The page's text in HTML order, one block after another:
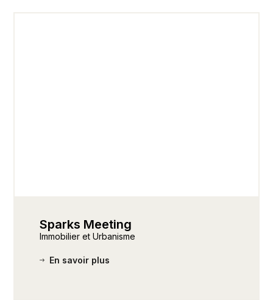
Sparks Meeting
Immobilier et Urbanisme
En savoir plus